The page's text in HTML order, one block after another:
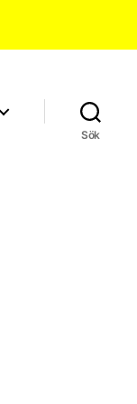
Sök